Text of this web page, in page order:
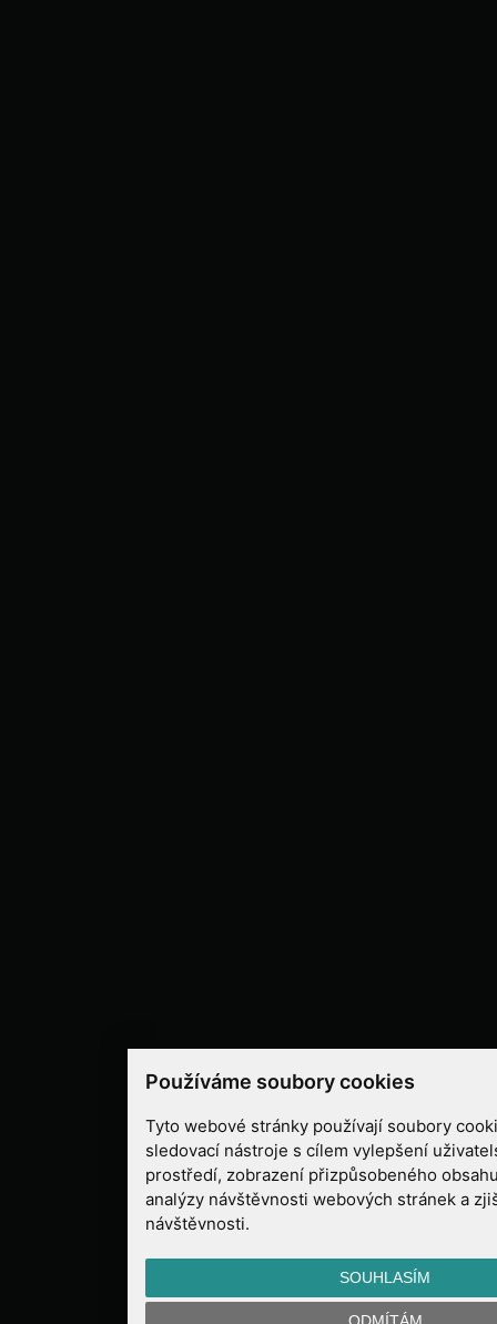
Používáme soubory cookies
Tyto webové stránky používají soubory
sledovací nástroje s cílem vylepšení
prostředí, zobrazení přizpůsobeného
analýzy návštěvnosti webových stránek a
návštěvnosti.
SOUHLASÍM